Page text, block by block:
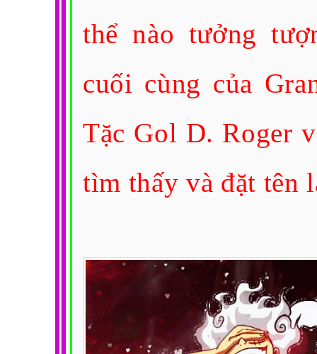
thể nào tưởng
cuối cùng của
Tặc Gol D. Roger
tìm thấy và đặt tên